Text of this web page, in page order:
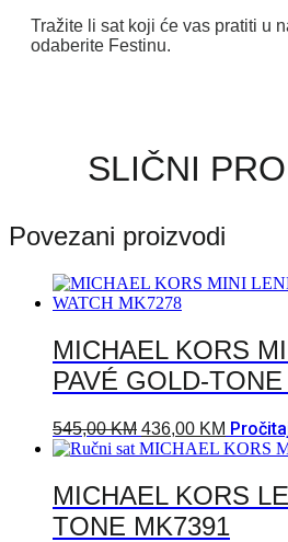
Tražite li sat koji će vas pratiti u
odaberite Festinu.
SLIČNI
Povezani proizvodi
MICHAEL KORS
PAVÉ GOLD-
545,00KM 436,00 KM
MICHAEL KORS
TONE MK7391